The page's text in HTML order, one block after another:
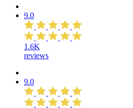
9.0
1.6K
reviews
9.0